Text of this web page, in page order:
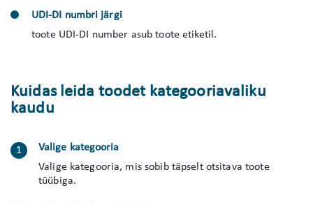
UDI-DI numbri järgi
toote UDI-DI number asub toote etiketil.
Kuidas leida toodet kategooriavaliku
kaudu
Valige kategooria
Valige kategooria, mis sobib täpselt otsitava toote
tüübiga.